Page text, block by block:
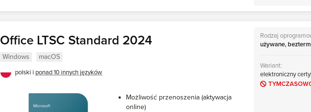
Office LTSC Standard 2024
Windows macOS
polski i ponad 10 innych języków
Możliwość przenoszenia (aktywacja
online)
Rodzaj
używane,
Wariant:
elektroniczny